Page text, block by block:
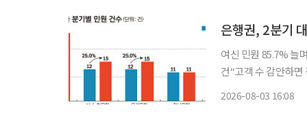
은행권, 2분기
여신 민원 85.7% 늘
건“고객 수 감안하면 평균 수준”⋯3
2026-08-03 16:08